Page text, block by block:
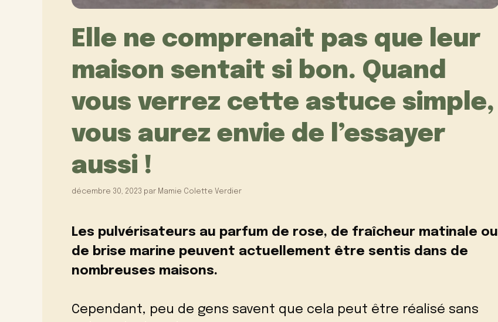
Elle ne comprenait pas que leur
maison sentait si bon. Quand
vous verrez cette astuce simple,
vous aurez envie de l’essayer
aussi !
décembre 30, 2023 par Mamie Colette Verdier
Les pulvérisateurs au parfum de rose, de fraîcheur matinale ou
de brise marine peuvent actuellement être sentis dans de
nombreuses maisons.
Cependant, peu de gens savent que cela peut être réalisé sans